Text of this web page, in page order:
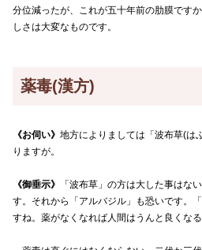
分位減ったが、これが五十年前の肋膜です
しさは大変なものです。
薬毒(漢方)
《お伺い》 地方によりましては「波布草(は
りますが。
《御垂示》
「波布草」の方は大した事はな
す。それから「アルバジル」も恐いです。
すね。薬がなくなれば人間はうんと良くなる